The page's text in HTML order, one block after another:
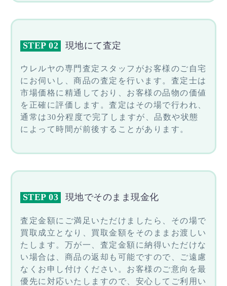
STEP 02 現地にて査定
ウレルヤの専門査定スタッフがお客様のご自宅
にお伺いし、商品の査定を行います。査定士は
市場価格に精通しており、お客様の品物の価値
を正確に評価します。査定はその場で行われ、
通常は30分程度で完了しますが、品数や状態
によって時間が前後することがあります。
STEP 03 現地でそのまま現金化
査定金額にご満足いただけましたら、その場で
買取成立となり、買取金額をそのままお渡しい
たします。万が一、査定金額に納得いただけな
い場合は、商品の返却も可能ですので、ご遠慮
なくお申し付けください。お客様のご意向を最
優先に対応いたしますので、安心してご利用い